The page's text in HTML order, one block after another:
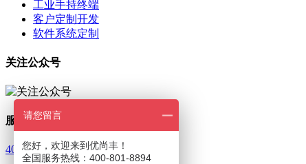
工业手持终端
客户定制开发
软件系统定制
关注公众号
服务热线
400-801-8894
请您留言
您好，欢迎来到优尚丰！
全国服务热线：400-801-8894